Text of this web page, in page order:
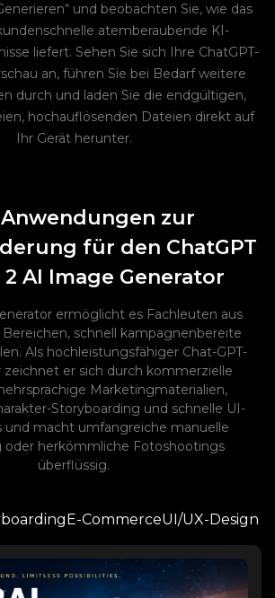
und beobachten Sie, wie das
atemberaubende KI-
liefert. Sehen Sie sich Ihre ChatGPT-
an, führen Sie bei Bedarf weitere
durch und laden Sie die endgültigen,
hochauflösenden Dateien direkt auf
Ihr Gerät herunter.
zur
für den ChatGPT
2 AI Image Generator
ermöglicht es Fachleuten aus
schnell kampagnenbereite
Als hochleistungsfähiger Chat-GPT-
zeichnet er sich durch kommerzielle
Marketingmaterialien,
Storyboarding und schnelle UI-
und macht umfangreiche manuelle
oder herkömmliche Fotoshootings
überflüssig.
E-CommerceUI/UX-Design